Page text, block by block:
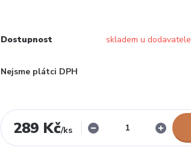
Dostupnost skladem u dodavatele
Nejsme plátci DPH
289 Kč/ks